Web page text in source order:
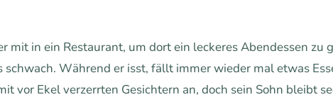
mit in ein Restaurant, um dort ein leckeres Abendessen zu
Während er isst, fällt immer wieder mal etwas
vor Ekel verzerrten Gesichtern an, doch sein Sohn bleibt